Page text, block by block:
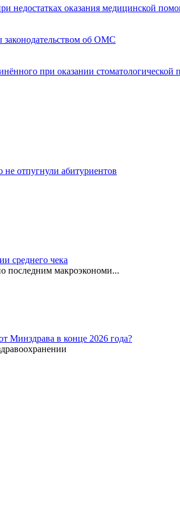
недостатках оказания медицинской
законодательством об ОМС
при оказании стоматологической
не отпугнули абитуриентов
среднего чека
последним макроэкономи...
Минздрава в конце 2026 года?